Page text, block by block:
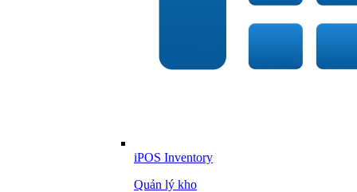
iPOS Inventory
Quản lý kho